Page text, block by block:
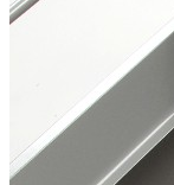
•
предметы и
• Защищает
других мелких
• Снижает
выдвижных ящиков.